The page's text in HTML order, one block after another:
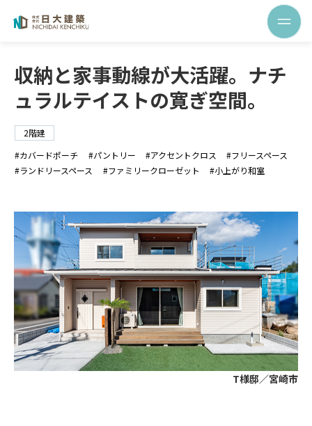
収納と家事動線が大活躍。ナチ
ュラルテイストの寛ぎ空間。
2階建
カバードポーチ
パントリー アクセントクロス
フリースペース
ランドリースペース
ファミリークローゼット 小上がり和室
T様邸／宮崎市